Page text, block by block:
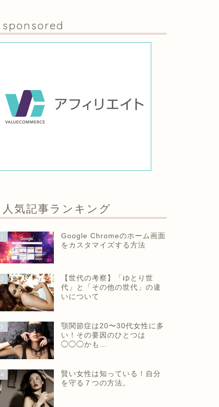
sponsored
人気記事ランキング
1
Google Chromeのホーム画面
をカスタマイズする方法
2
【世代の考察】「ゆとり世
代」と「その他の世代」の違
いについて
3
顎関節症は20〜30代女性に多
い！その要因のひとつは
◯◯◯かも…
4
賢い女性は知っている！自分
を守る７つの方法。